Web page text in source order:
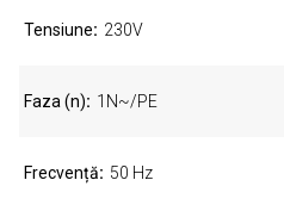
Tensiune 230V
Faza (n) 1N~/PE
Frecvență 50 Hz